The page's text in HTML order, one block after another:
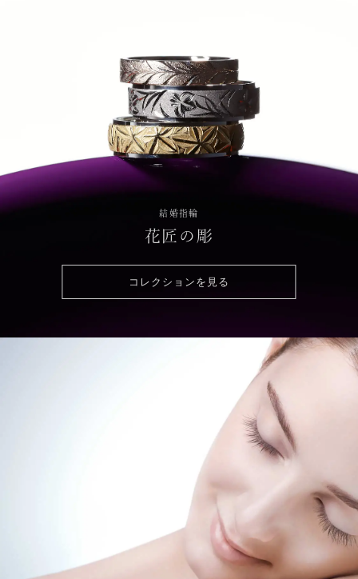
結婚指輪
花匠の彫
コレクションを見る